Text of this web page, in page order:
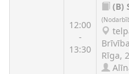
12:00
-
13:30
(B)
Rīga,